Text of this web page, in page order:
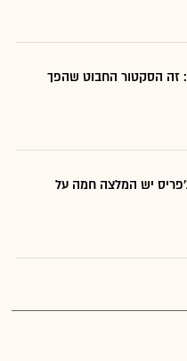
זה הסקטור החבוט שהפך
יש המלצה חמה על